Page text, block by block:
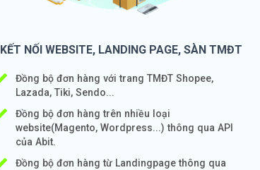
KẾT NỐI WEBSITE, LANDING PAGE, SÀN TMĐT
Đồng bộ đơn hàng với trang TMĐT Shopee,
Lazada, Tiki, Sendo...
Đồng bộ đơn hàng trên nhiều loại
website(Magento, Wordpress...) thông qua API
của Abit.
Đồng bộ đơn hàng từ Landingpage thông qua